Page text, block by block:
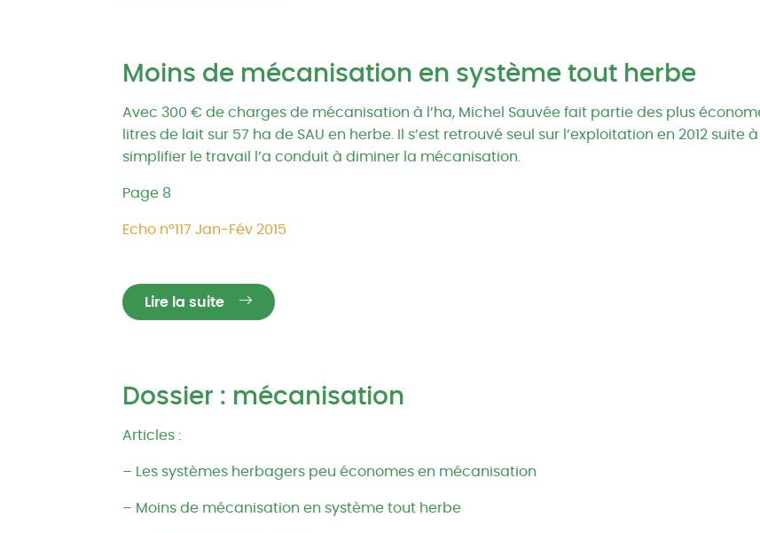
Moins de mécanisation en système tout herbe
Avec 300 € de charges de mécanisation à l’ha, Michel Sauvée fait partie des plus
litres de lait sur 57 ha de SAU en herbe. Il s’est retrouvé seul sur l’exploitation en 2012 suite
simplifier le travail l’a conduit à diminer la mécanisation.
Page 8
Echo n°117 Jan-Fév 2015
Lire la suite
Dossier : mécanisation
Articles :
– Les systèmes herbagers peu économes en mécanisation
– Moins de mécanisation en système tout herbe